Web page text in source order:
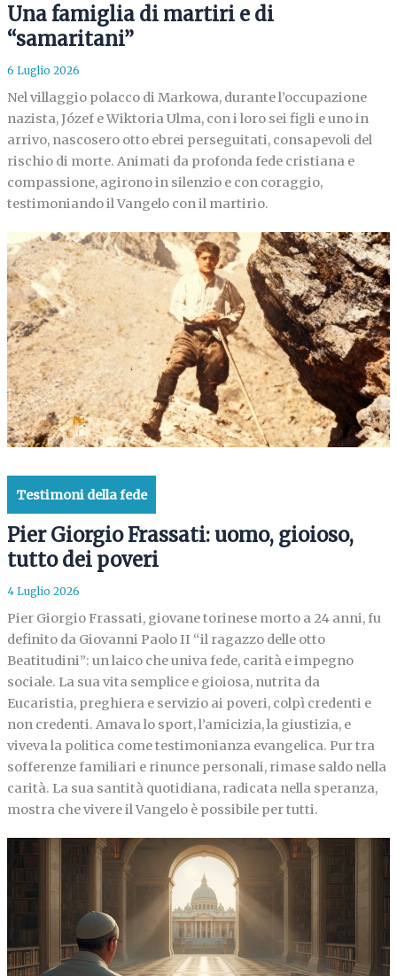
Una famiglia di martiri e di
“samaritani”
6 Luglio 2026
Nel villaggio polacco di Markowa, durante l’occupazione
nazista, Józef e Wiktoria Ulma, con i loro sei figli e uno in
arrivo, nascosero otto ebrei perseguitati, consapevoli del
rischio di morte. Animati da profonda fede cristiana e
compassione, agirono in silenzio e con coraggio,
testimoniando il Vangelo con il martirio.
Testimoni della fede
Pier Giorgio Frassati: uomo, gioioso,
tutto dei poveri
4 Luglio 2026
Pier Giorgio Frassati, giovane torinese morto a 24 anni, fu
definito da Giovanni Paolo II “il ragazzo delle otto
Beatitudini”: un laico che univa fede, carità e impegno
sociale. La sua vita semplice e gioiosa, nutrita da
Eucaristia, preghiera e servizio ai poveri, colpì credenti e
non credenti. Amava lo sport, l’amicizia, la giustizia, e
viveva la politica come testimonianza evangelica. Pur tra
sofferenze familiari e rinunce personali, rimase saldo nella
carità. La sua santità quotidiana, radicata nella speranza,
mostra che vivere il Vangelo è possibile per tutti.